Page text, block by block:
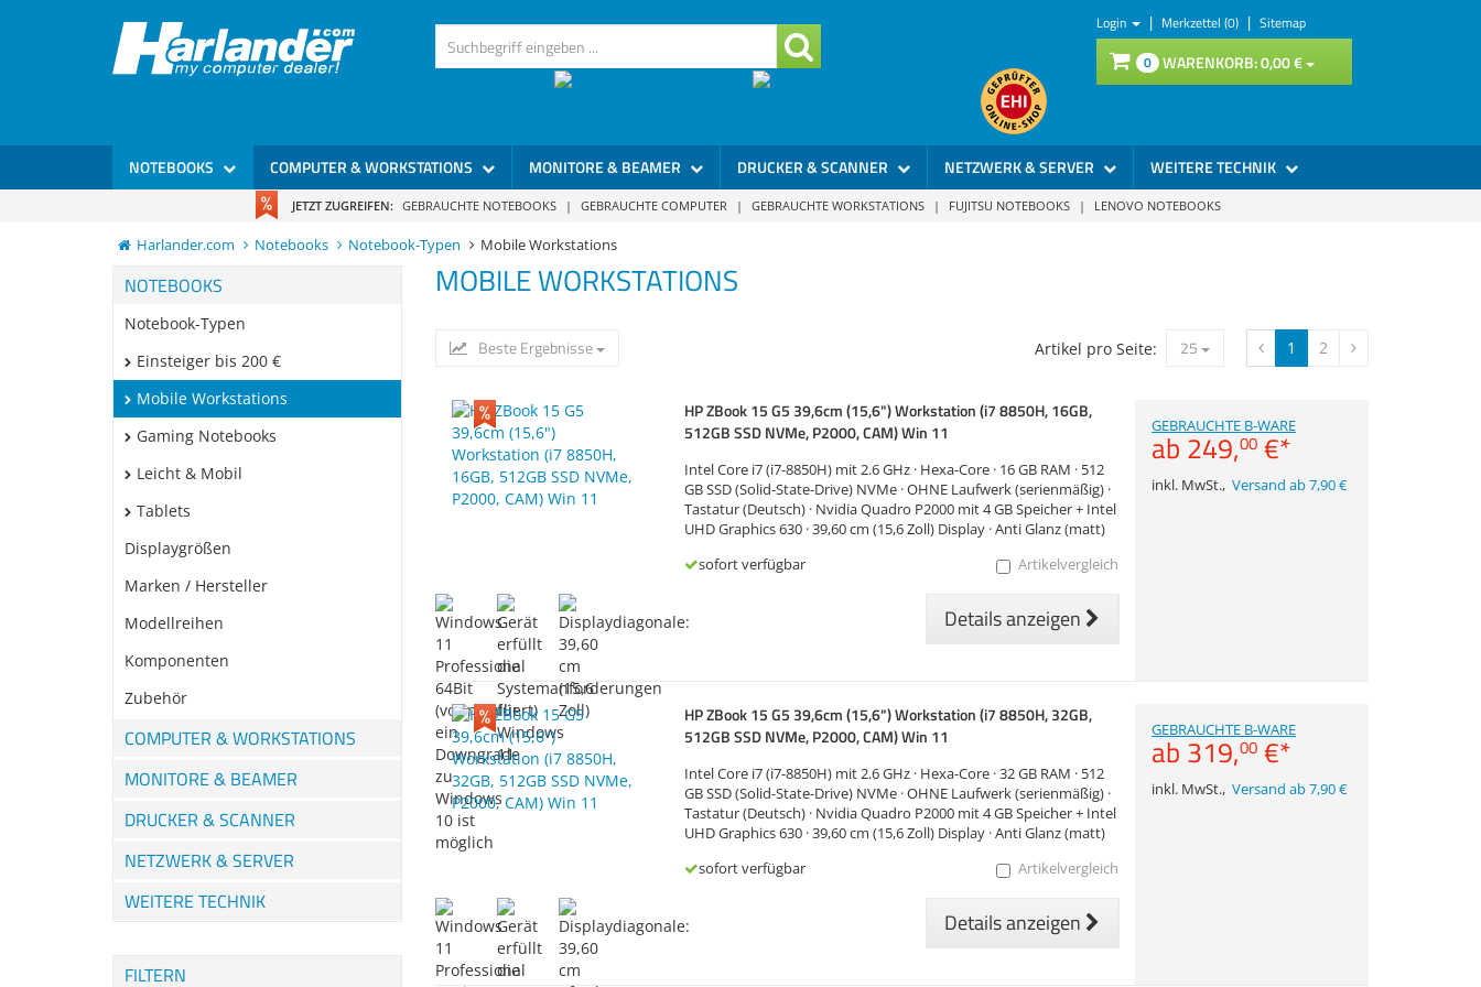
Login | Merkzettel (0) | Sitemap
0 WARENKORB:0,00€
NOTEBOOKS COMPUTER & WORKSTATIONS MONITORE & BEAMER DRUCKER & SCANNER NETZWERK & SERVER WEITERE TECHNIK
JETZT ZUGREIFEN: GEBRAUCHTE NOTEBOOKS | GEBRAUCHTE COMPUTER | GEBRAUCHTE WORKSTATIONS | FUJITSU NOTEBOOKS | LENOVO NOTEBOOKS
Harlander.com Notebooks Notebook-Typen Mobile Workstations
NOTEBOOKS
Notebook-Typen
Einsteiger bis 200 €
Mobile Workstations
Gaming Notebooks
Leicht & Mobil
Tablets
Displaygrößen
Marken / Hersteller
Modellreihen
Komponenten
Zubehör
COMPUTER & WORKSTATIONS
MONITORE & BEAMER
DRUCKER & SCANNER
NETZWERK & SERVER
WEITERE TECHNIK
FILTERN
MOBILE WORKSTATIONS
Beste Ergebnisse 1 2
Artikel pro Seite: 25
HP ZBook 15 G5 39,6cm (15,6") Workstation (i7 8850H, 16GB,
512GB SSD NVMe, P2000, CAM) Win 11
Intel Core i7 (i7-8850H) mit 2.6 GHz · Hexa-Core · 16 GB RAM · 512
GB SSD (Solid-State-Drive) NVMe · OHNE Laufwerk (serienmäßig) ·
Tastatur (Deutsch) · Nvidia Quadro P2000 mit 4 GB Speicher + Intel
UHD Graphics 630 · 39,60 cm (15,6 Zoll) Display · Anti Glanz (matt)
sofort verfügbar
Artikelvergleich
Details anzeigen
GEBRAUCHTE B-WARE
ab 249,00 €*
inkl. MwSt.,Versand ab 7,90 €
HP ZBook 15 G5 39,6cm (15,6") Workstation (i7 8850H, 32GB,
512GB SSD NVMe, P2000, CAM) Win 11
Intel Core i7 (i7-8850H) mit 2.6 GHz · Hexa-Core · 32 GB RAM · 512
GB SSD (Solid-State-Drive) NVMe · OHNE Laufwerk (serienmäßig) ·
Tastatur (Deutsch) · Nvidia Quadro P2000 mit 4 GB Speicher + Intel
UHD Graphics 630 · 39,60 cm (15,6 Zoll) Display · Anti Glanz (matt)
sofort verfügbar
Artikelvergleich
Details anzeigen
GEBRAUCHTE B-WARE
ab 319,00 €*
inkl. MwSt.,Versand ab 7,90 €